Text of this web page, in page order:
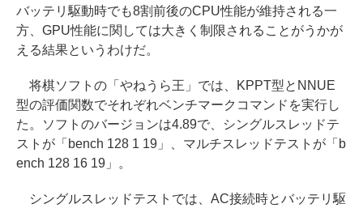
バッテリ駆動時でも8割前後のCPU性能が維持される一
方、GPU性能に関しては大きく制限されることがうかが
える結果というわけだ。
将棋ソフトの「やねうら王」では、KPPT型とNNUE
型の評価関数でそれぞれベンチマークコマンドを実行し
た。ソフトのバージョンは4.89で、シングルスレッドテ
ストが「bench 128 1 19」、マルチスレッドテストが「b
ench 128 16 19」。
シングルスレッドテストでは、AC接続時とバッテリ駆